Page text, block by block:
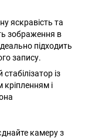
яскравість та
зображення в
підходить
запису.
камеру з